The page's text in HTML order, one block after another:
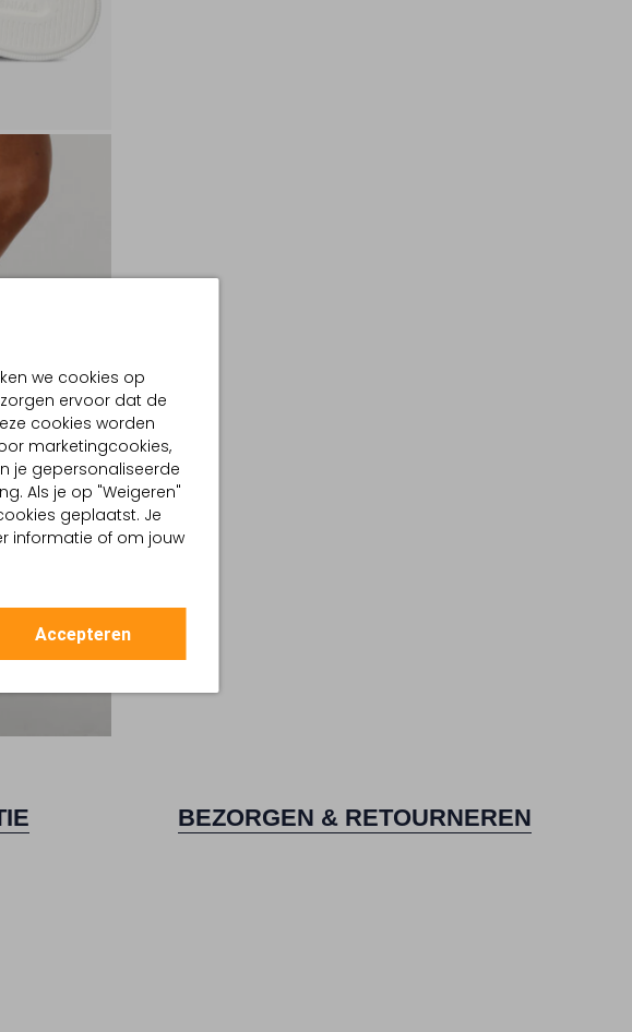
we cookies op
ervoor dat de
cookies worden
marketingcookies,
je gepersonaliseerde
Als je op "Weigeren"
geplaatst. Je
informatie of om jouw
Accepteren
BEZORGEN & RETOURNEREN